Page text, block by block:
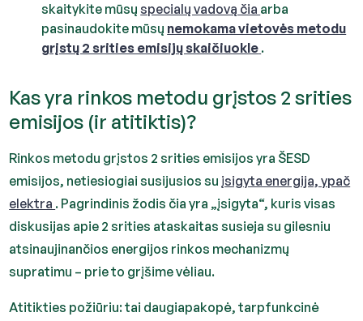
skaitykite mūsųspecialų vadovą čia arba
pasinaudokite mūsų nemokama vietovės metodu
grįstų 2 srities emisijų skaičiuokle .
Kas yra rinkos metodu grįstos 2 srities
emisijos (ir atitiktis)?
Rinkos metodu grįstos 2 srities emisijos yra ŠESD
emisijos, netiesiogiai susijusios su įsigyta energija, ypač
elektra . Pagrindinis žodis čia yra „įsigyta“, kuris visas
diskusijas apie 2 srities ataskaitas susieja su gilesniu
atsinaujinančios energijos rinkos mechanizmų
supratimu – prie to grįšime vėliau.
Atitikties požiūriu: tai daugiapakopė, tarpfunkcinė